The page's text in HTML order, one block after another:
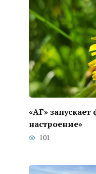
«АГ»
настроение»
101